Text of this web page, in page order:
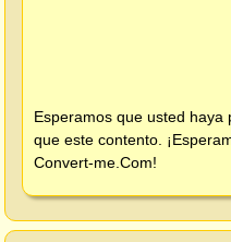
Esperamos que usted
que este contento.
Convert-me.Com!